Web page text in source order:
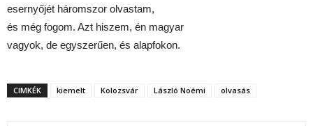
esernyőjét háromszor olvastam,
és még fogom. Azt hiszem, én magyar
vagyok, de egyszerűen, és alapfokon.
CIMKÉK kiemelt Kolozsvár László Noémi olvasás